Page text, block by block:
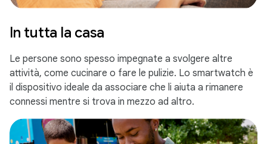
In tutta la casa
Le persone sono spesso impegnate a svolgere altre
attività, come cucinare o fare le pulizie. Lo smartwatch è
il dispositivo ideale da associare che li aiuta a rimanere
connessi mentre si trova in mezzo ad altro.